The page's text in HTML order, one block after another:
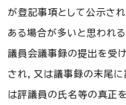
が登記事項として公示さ
ある場合が多いと思われ
議員会議事録の提出を受
され，又は議事録の末尾
は評議員の氏名等の真正